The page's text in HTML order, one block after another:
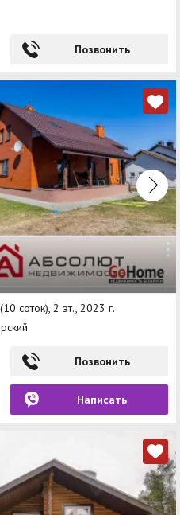
Позвонить
соток), 2 эт., 2023 г.
Позвонить
Написать